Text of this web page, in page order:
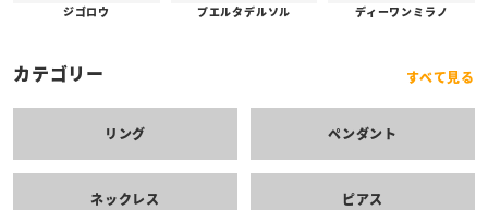
ジゴロウ プエルタデルソル ディーワンミラノ
カテゴリー すべて見る
リング ペンダント
ネックレス ピアス